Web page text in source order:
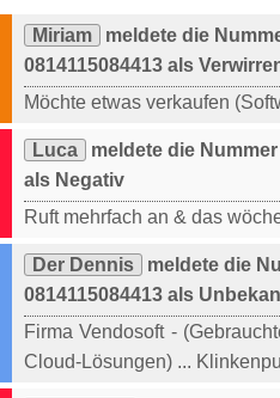
Miriam
meldete die
0814115084413 als
Möchte etwas verkaufen
Luca
meldete die
als Negativ
Ruft mehrfach an & das
Der Dennis
meldete die
0814115084413 als
Firma Vendosoft -
Cloud-Lösungen) ...